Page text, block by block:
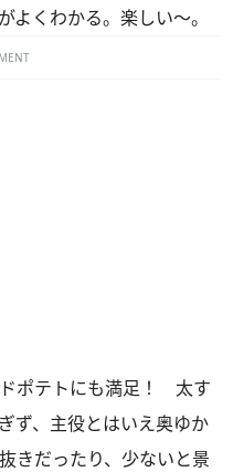
よくわかる。楽しい～。
ポテトにも満足！ 太す
ず、主役とはいえ奥ゆか
きだったり、少ないと景